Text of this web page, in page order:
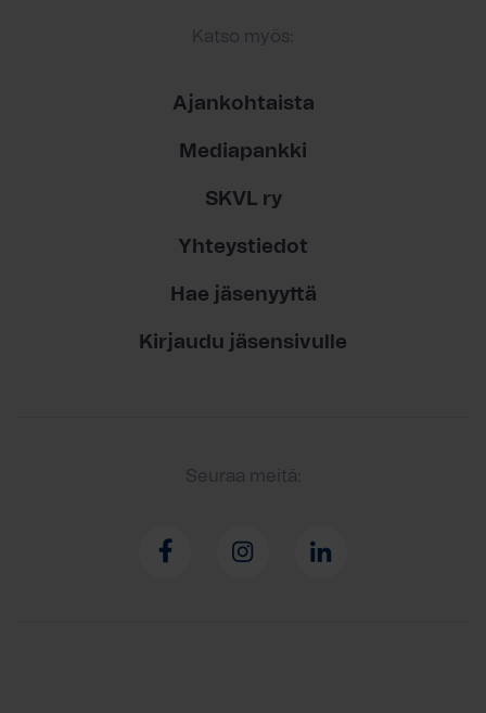
Katso myös:
Ajankohtaista
Mediapankki
SKVL ry
Yhteystiedot
Hae jäsenyyttä
Kirjaudu jäsensivulle
Seuraa meitä: